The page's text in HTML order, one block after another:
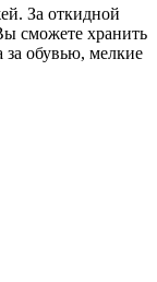
За откидной
сможете хранить
за обувью, мелкие